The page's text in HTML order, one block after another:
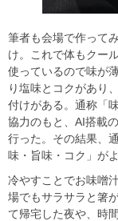
筆者も会場で作って
け。これで体もクー
使っているので味が
り塩味とコクがあり
付けがある。通称「
協力のもと、AI搭載
行った。その結果、
味・旨味・コク」が
冷やすことでお味噌
場でもサラサラと箸
て帰宅した夜や、時